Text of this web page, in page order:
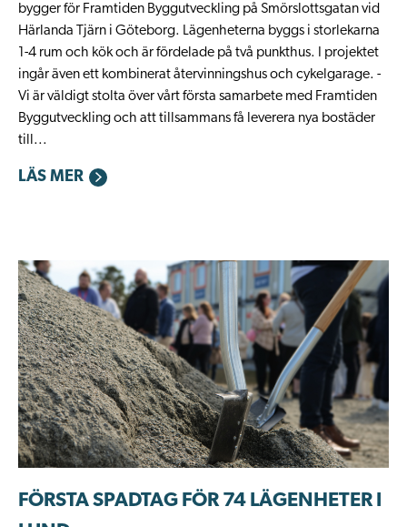
bygger för Framtiden Byggutveckling på Smörslottsgatan vid
Härlanda Tjärn i Göteborg. Lägenheterna byggs i storlekarna
1-4 rum och kök och är fördelade på två punkthus. I projektet
ingår även ett kombinerat återvinningshus och cykelgarage. -
Vi är väldigt stolta över vårt första samarbete med Framtiden
Byggutveckling och att tillsammans få leverera nya bostäder
till...
LÄS MER
FÖRSTA SPADTAG FÖR 74 LÄGENHETER I